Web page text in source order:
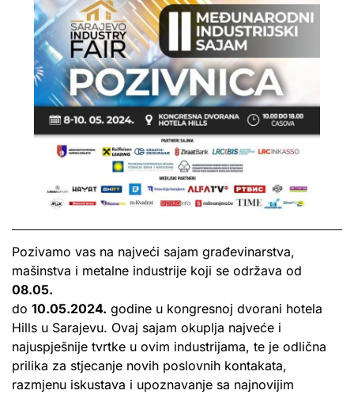
Pozivamo vas na najveći sajam građevinarstva,
mašinstva i metalne industrije koji se održava od
08.05.
do 10.05.2024. godine u kongresnoj dvorani hotela
Hills u Sarajevu. Ovaj sajam okuplja najveće i
najuspješnije tvrtke u ovim industrijama, te je odlična
prilika za stjecanje novih poslovnih kontakata,
razmjenu iskustava i upoznavanje sa najnovijim